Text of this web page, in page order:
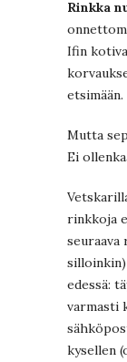
Rinkka
Ifin
etsimään.
Mutta
Ei
rinkkoja
seuraava
edessä:
varmasti
kysellen